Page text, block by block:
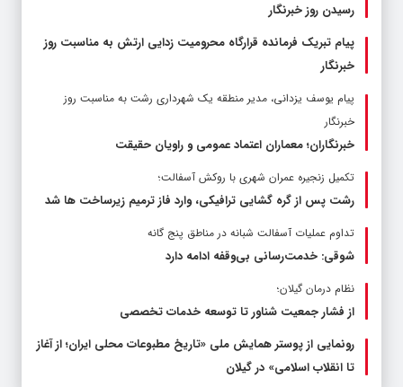
رسیدن روز خبرنگار
پیام تبریک فرمانده قرارگاه محرومیت‌ زدایی ارتش به مناسبت روز
خبرنگار
پیام یوسف یزدانی، مدیر منطقه یک شهرداری رشت به مناسبت روز
خبرنگار
خبرنگاران؛ معماران اعتماد عمومی و راویان حقیقت
تکمیل زنجیره عمران شهری با روکش آسفالت؛
رشت پس از گره گشایی ترافیکی، وارد فاز ترمیم زیرساخت ها شد
تداوم عملیات آسفالت‌ شبانه در مناطق پنج گانه
شوقی: خدمت‌رسانی بی‌وقفه ادامه دارد
نظام درمان گیلان؛
از فشار جمعیت شناور تا توسعه خدمات تخصصی
رونمایی از پوستر همایش ملی «تاریخ مطبوعات محلی ایران؛ از آغاز
تا انقلاب اسلامی» در گیلان